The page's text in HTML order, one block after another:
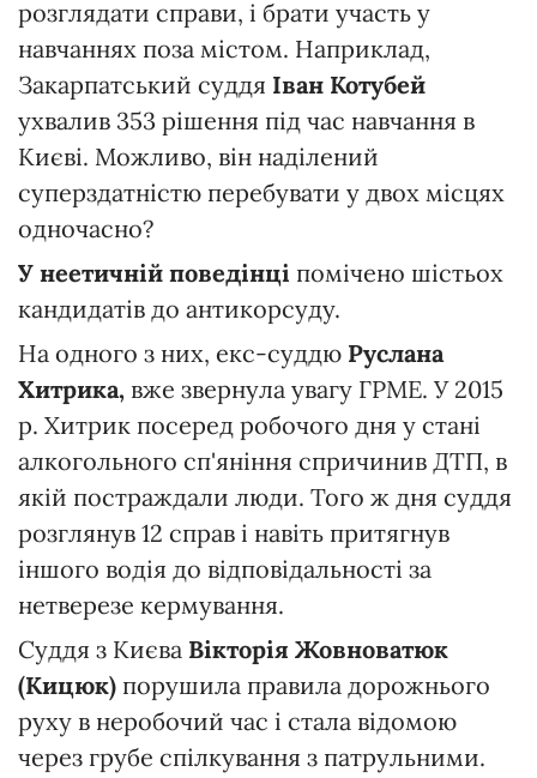
розглядати справи, і брати участь у
навчаннях поза містом. Наприклад,
Закарпатський суддя Іван Котубей
ухвалив 353 рішення під час навчання в
Києві. Можливо, він наділений
суперздатністю перебувати у двох місцях
одночасно?
У неетичній поведінці помічено шістьох
кандидатів до антикорсуду.
На одного з них, екс-суддю Руслана
Хитрика, вже звернула увагу ГРМЕ. У 2015
р. Хитрик посеред робочого дня у стані
алкогольного сп'яніння спричинив ДТП, в
якій постраждали люди. Того ж дня суддя
розглянув 12 справ і навіть притягнув
іншого водія до відповідальності за
нетверезе кермування.
Суддя з Києва Вікторія Жовноватюк
(Кицюк) порушила правила дорожнього
руху в неробочий час і стала відомою
через грубе спілкування з патрульними.